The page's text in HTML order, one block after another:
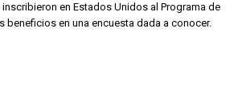
en Estados Unidos al Programa de
beneficios en una encuesta dada a conocer.